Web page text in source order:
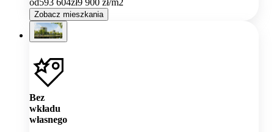
od593 604zł9 900 zł/m2
Zobacz mieszkania
Bez
wkładu
własnego